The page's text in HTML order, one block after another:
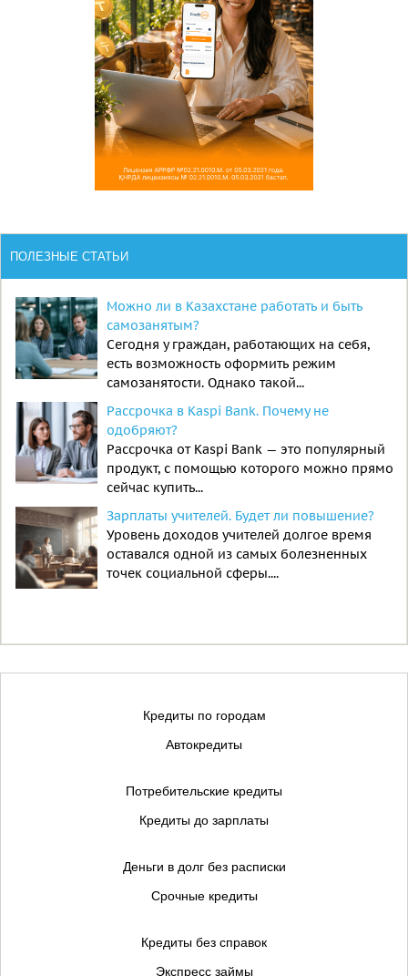
ПОЛЕЗНЫЕ СТАТЬИ
Можно ли в Казахстане работать и быть
самозанятым?
Сегодня у граждан, работающих на себя,
есть возможность оформить режим
самозанятости. Однако такой...
Рассрочка в Kaspi Bank. Почему не
одобряют?
Рассрочка от Kaspi Bank — это популярный
продукт, с помощью которого можно прямо
сейчас купить...
Зарплаты учителей. Будет ли повышение?
Уровень доходов учителей долгое время
оставался одной из самых болезненных
точек социальной сферы....
Кредиты по городам
Автокредиты
Потребительские кредиты
Кредиты до зарплаты
Деньги в долг без расписки
Срочные кредиты
Кредиты без справок
Экспресс займы